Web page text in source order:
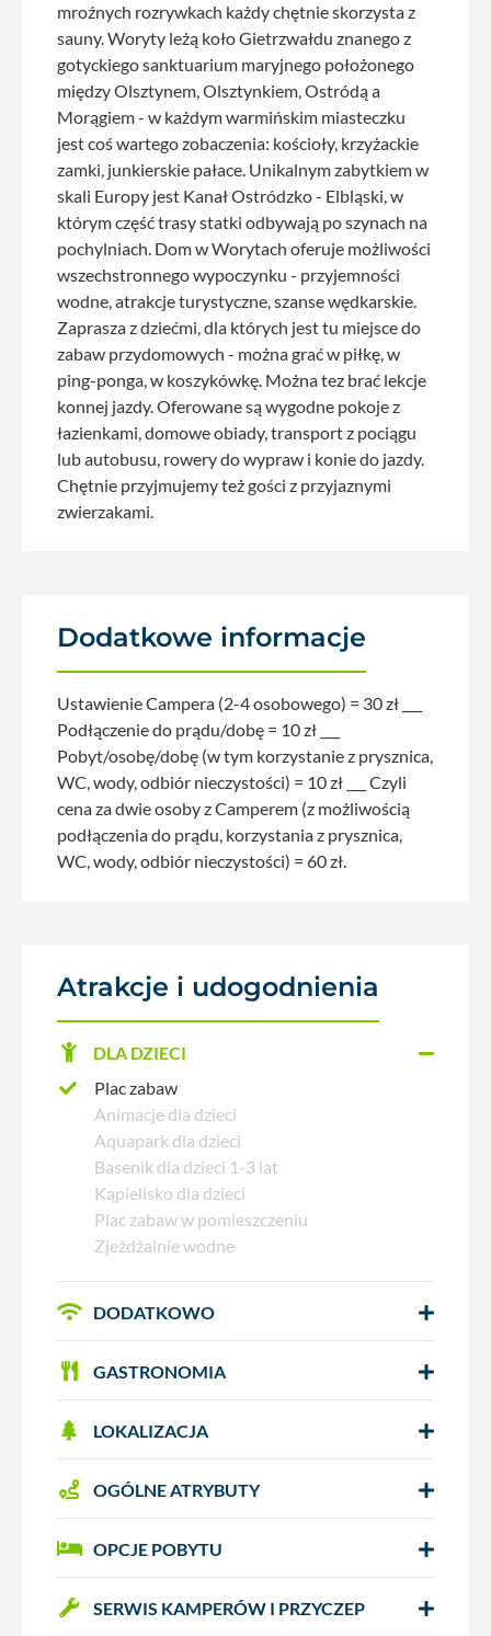
mroźnych rozrywkach każdy chętnie skorzysta z
sauny. Woryty leżą koło Gietrzwałdu znanego z
gotyckiego sanktuarium maryjnego położonego
między Olsztynem, Olsztynkiem, Ostródą a
Morągiem - w każdym warmińskim miasteczku
jest coś wartego zobaczenia: kościoły, krzyżackie
zamki, junkierskie pałace. Unikalnym zabytkiem w
skali Europy jest Kanał Ostródzko - Elbląski, w
którym część trasy statki odbywają po szynach na
pochylniach. Dom w Worytach oferuje możliwości
wszechstronnego wypoczynku - przyjemności
wodne, atrakcje turystyczne, szanse wędkarskie.
Zaprasza z dziećmi, dla których jest tu miejsce do
zabaw przydomowych - można grać w piłkę, w
ping-ponga, w koszykówkę. Można tez brać lekcje
konnej jazdy. Oferowane są wygodne pokoje z
łazienkami, domowe obiady, transport z pociągu
lub autobusu, rowery do wypraw i konie do jazdy.
Chętnie przyjmujemy też gości z przyjaznymi
zwierzakami.
Dodatkowe informacje
Ustawienie Campera (2-4 osobowego) = 30 zł ___
Podłączenie do prądu/dobę = 10 zł ___
Pobyt/osobę/dobę (w tym korzystanie z prysznica,
WC, wody, odbiór nieczystości) = 10 zł ___ Czyli
cena za dwie osoby z Camperem (z możliwością
podłączenia do prądu, korzystania z prysznica,
WC, wody, odbiór nieczystości) = 60 zł.
Atrakcje i udogodnienia
DLA DZIECI
Plac zabaw
Animacje dla dzieci
Aquapark dla dzieci
Basenik dla dzieci 1-3 lat
Kąpielisko dla dzieci
Plac zabaw w pomieszczeniu
Zjeżdżalnie wodne
DODATKOWO
GASTRONOMIA
LOKALIZACJA
OGÓLNE ATRYBUTY
OPCJE POBYTU
SERWIS KAMPERÓW I PRZYCZEP